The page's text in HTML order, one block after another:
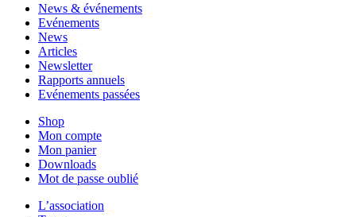
News & événements
Evénements
News
Articles
Newsletter
Rapports annuels
Evénements passées
Shop
Mon compte
Mon panier
Downloads
Mot de passe oublié
L’association